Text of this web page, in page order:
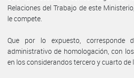
Relaciones del Trabajo de este
le compete.
Que por lo expuesto, corresponde
administrativo de homologación, con
en los considerandos tercero y cuarto de